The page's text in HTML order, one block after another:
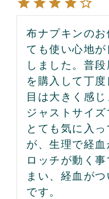
布ナプキンの
ても使い心地
しました。普
を購入して丁
目は大きく感
ジャストサイズ
とても気に入
が、生理で経
ロッチが動く
まい、経血が
です。